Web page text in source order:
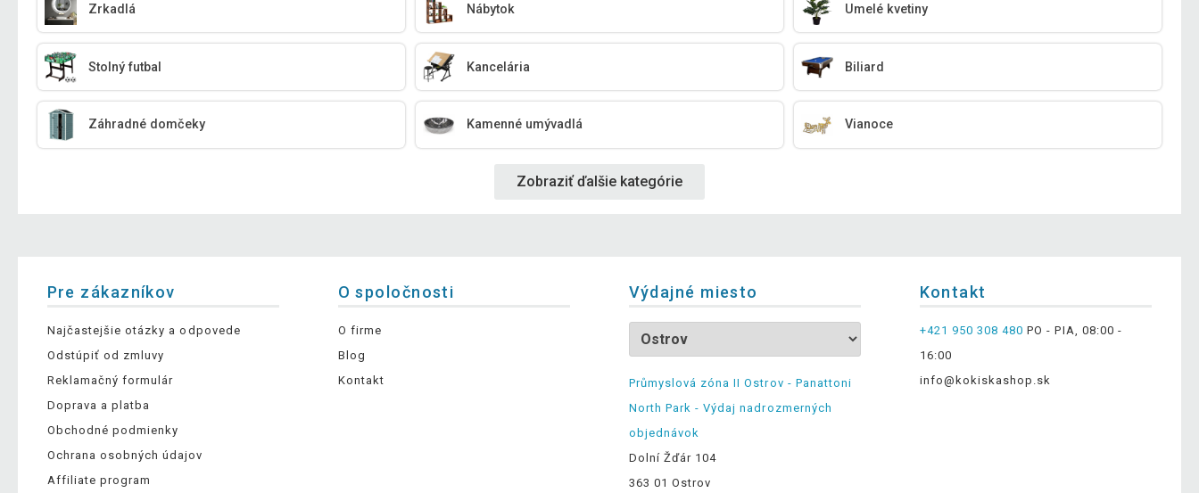
Zrkadlá Nábytok Umelé kvetiny
Stolný futbal Kancelária Biliard
Záhradné domčeky Kamenné umývadlá Vianoce
Zobraziť ďalšie kategórie
Pre zákazníkov
Najčastejšie otázky a odpovede
Odstúpiť od zmluvy
Reklamačný formulár
Doprava a platba
Obchodné podmienky
Ochrana osobných údajov
Affiliate program
O spoločnosti
O firme
Blog
Kontakt
Výdajné miesto
Průmyslová zóna II Ostrov - Panattoni
North Park - Výdaj nadrozmerných
objednávok
Dolní Žďár 104
363 01 Ostrov
Kontakt
+421 950 308 480 PO - PIA, 08:00 -
16:00
info@kokiskashop.sk